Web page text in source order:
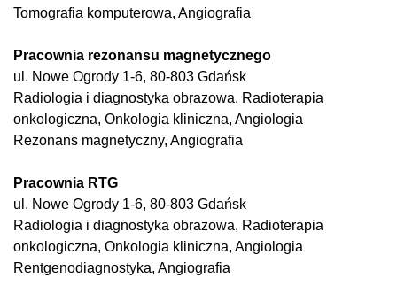
Tomografia komputerowa, Angiografia
Pracownia rezonansu magnetycznego
ul. Nowe Ogrody 1-6, 80-803 Gdańsk
Radiologia i diagnostyka obrazowa, Radioterapia
onkologiczna, Onkologia kliniczna, Angiologia
Rezonans magnetyczny, Angiografia
Pracownia RTG
ul. Nowe Ogrody 1-6, 80-803 Gdańsk
Radiologia i diagnostyka obrazowa, Radioterapia
onkologiczna, Onkologia kliniczna, Angiologia
Rentgenodiagnostyka, Angiografia